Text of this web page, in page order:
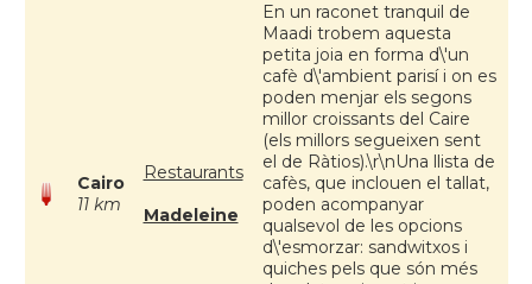
Cairo
11 km
Restaurants
Madeleine
En un raconet tranquil de
Maadi trobem aquesta
petita joia en forma d\'un
cafè d\'ambient parisí i on es
poden menjar els segons
millor croissants del Caire
(els millors segueixen sent
el de Ràtios).\r\nUna llista de
cafès, que inclouen el tallat,
poden acompanyar
qualsevol de les opcions
d\'esmorzar: sandwitxos i
quiches pels que són més